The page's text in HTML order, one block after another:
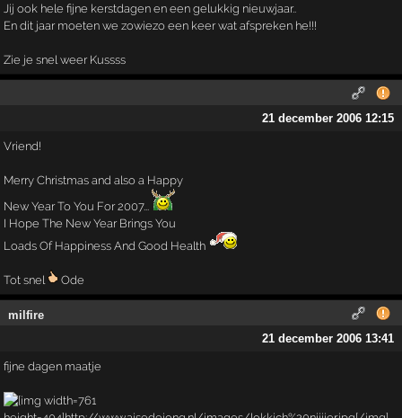
Jij ook hele fijne kerstdagen en een gelukkig nieuwjaar..
En dit jaar moeten we zowiezo een keer wat afspreken he!!!
Zie je snel weer Kussss
21 december 2006 12:15
Vriend!
Merry Christmas and also a Happy
New Year To You For 2007...
I Hope The New Year Brings You
Loads Of Happiness And Good Health
Tot snel Ode
milfire
21 december 2006 13:41
fijne dagen maatje